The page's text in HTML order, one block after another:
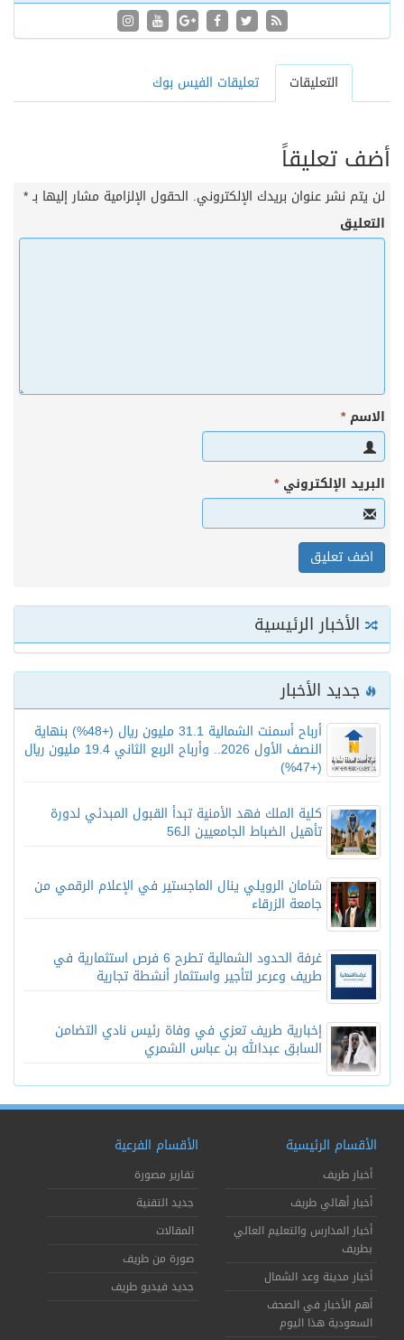
التعليقات تعليقات الفيس بوك
أضف تعليقاً
لن يتم نشر عنوان بريدك الإلكتروني. الحقول الإلزامية مشار إليها بـ*
التعليق
الاسم*
البريد الإلكتروني*
الأخبار الرئيسية
جديد الأخبار
أرباح أسمنت الشمالية 31.1 مليون ريال (+48%) بنهاية
النصف الأول 2026.. وأرباح الربع الثاني 19.4 مليون ريال
(+47%)
كلية الملك فهد الأمنية تبدأ القبول المبدئي لدورة
تأهيل الضباط الجامعيين الـ56
شامان الرويلي ينال الماجستير في الإعلام الرقمي من
جامعة الزرقاء
غرفة الحدود الشمالية تطرح 6 فرص استثمارية في
طريف وعرعر لتأجير واستثمار أنشطة تجارية
إخبارية طريف تعزي في وفاة رئيس نادي التضامن
السابق عبدالله بن عباس الشمري
الأقسام الرئيسية
أخبار طريف
أخبار أهالي طريف
أخبار المدارس والتعليم العالي
بطريف
أخبار مدينة وعد الشمال
أهم الأخبار في الصحف
السعودية هذا اليوم
الأقسام الفرعية
تقارير مصورة
جديد التقنية
المقالات
صورة من طريف
جديد فيديو طريف